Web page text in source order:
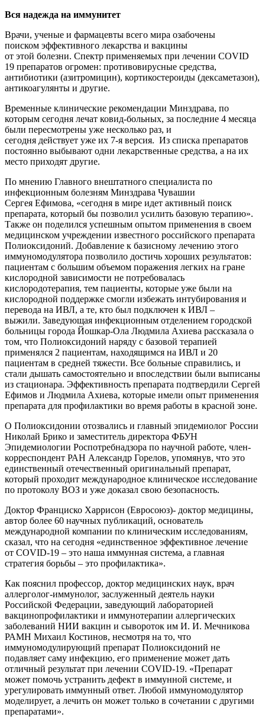
Вся надежда на иммунитет
Врачи, ученые и фармацевты всего мира озабочены
поиском эффективного лекарства и вакцины
от этой болезни. Спектр применяемых при лечении COVID
19 препаратов огромен: противовирусные средства,
антибиотики (азитромицин), кортикостероиды (дексаметазон),
антикоагулянты и другие.
Временные клинические рекомендации Минздрава, по
которым сегодня лечат ковид-больных, за последние 4 месяца
были пересмотрены уже несколько раз, и
сегодня действует уже их 7-я версия. Из списка препаратов
постоянно выбывают одни лекарственные средства, а на их
место приходят другие.
По мнению Главного внештатного специалиста по
инфекционным болезням Минздрава Чувашии
Сергея Ефимова, «сегодня в мире идет активный поиск
препарата, который бы позволил усилить базовую терапию».
Также он поделился успешным опытом применения в своем
медицинском учреждении известного российского препарата
Полиоксидоний. Добавление к базисному лечению этого
иммуномодулятора позволило достичь хороших результатов:
пациентам с большим объемом поражения легких на гране
кислородной зависимости не потребовалась
кислородотерапия, тем пациенты, которые уже были на
кислородной поддержке смогли избежать интубирования и
перевода на ИВЛ, а те, кто был подключен к ИВЛ –
выжили. Заведующая инфекционным отделением городской
больницы города Йошкар-Ола Людмила Ахиева рассказала о
том, что Полиоксидоний наряду с базовой терапией
применялся 2 пациентам, находящимся на ИВЛ и 20
пациентам в средней тяжести. Все больные справились, и
стали дышать самостоятельно и впоследствии были выписаны
из стационара. Эффективность препарата подтвердили Сергей
Ефимов и Людмила Ахиева, которые имели опыт применения
препарата для профилактики во время работы в красной зоне.
О Полиоксидонии отозвались и главный эпидемиолог России
Николай Брико и заместитель директора ФБУН
Эпидемиологии Роспотребнадзора по научной работе, член-
корреспондент РАН Александр Горелов, упомянув, что это
единственный отечественный оригинальный препарат,
который проходит международное клиническое исследование
по протоколу ВОЗ и уже доказал свою безопасность.
Доктор Франциско Харрисон (Евросоюз)- доктор медицины,
автор более 60 научных публикаций, основатель
международной компании по клиническим исследованиям,
сказал, что на сегодня «единственное эффективное лечение
от COVID-19 – это наша иммунная система, а главная
стратегия борьбы – это профилактика».
Как пояснил профессор, доктор медицинских наук, врач
аллерголог-иммунолог, заслуженный деятель науки
Российской Федерации, заведующий лабораторией
вакцинопрофилактики и иммунотерапии аллергических
заболеваний НИИ вакцин и сывороток им И. И. Мечникова
РАМН Михаил Костинов, несмотря на то, что
иммуномодулирующий препарат Полиоксидоний не
подавляет саму инфекцию, его применение может дать
отличный результат при лечении COVID-19. «Препарат
может помочь устранить дефект в иммунной системе, и
урегулировать иммунный ответ. Любой иммуномодулятор
моделирует, а лечить он может только в сочетании с другими
препаратами».